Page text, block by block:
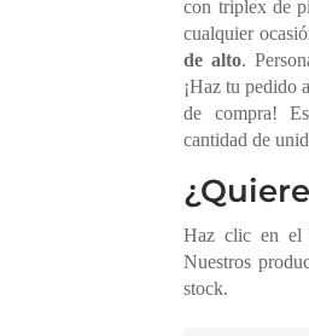
con triplex de
cualquier
de alto.
¡Haz tu pedido
de compra!
cantidad de
Haz clic en el
Nuestros
stock.